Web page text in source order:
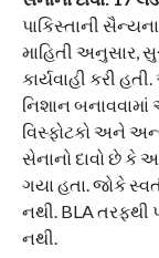
પાકિસ્તાની
માહિતી અનુસાર,
કાર્યવાહી કરી
નિશાન બનાવવામાં
વિસ્ફોટકો અને
સેનાનો દાવો છે કે
ગયા હતા. જોકે
નથી. BLA તરફથી
નથી.